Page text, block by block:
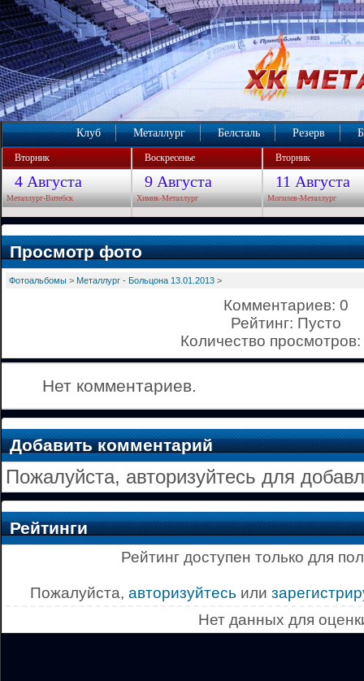
Клуб Металлург Белсталь Резерв
Вторник Воскресенье Вторник
4 Августа 9 Августа 11 Августа
Металлург-Витебск Химик-Металлург Могилев-Металлург
Просмотр фото
Фотоальбомы > Металлург - Больцона 13.01.2013 >
Комментариев: 0
Рейтинг: Пусто
Количество
Нет комментариев.
Добавить комментарий
Пожалуйста, авторизуйтесь для
Рейтинги
Рейтинг доступен только для
Пожалуйста, авторизуйтесь или
Нет данных для